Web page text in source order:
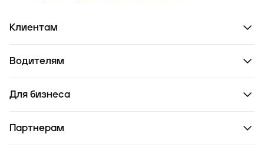
Клиентам
Водителям
Для бизнеса
Партнерам